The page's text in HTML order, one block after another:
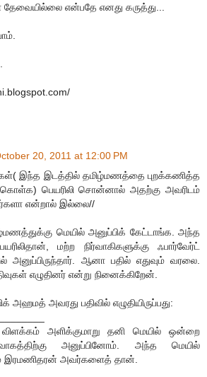
என்பதே எனது கருத்து...
20, 2011 at 12:00 PM
இந்த இடத்தில் தமிழ்மணத்தை புறக்கணித்த
பெயரிலி சொன்னால் அதற்கு அவரிடம்
என்றால் இல்லை//
மெயில் அனுப்பிக் கேட்டாங்க. அந்த
மற்ற நிர்வாகிகளுக்கு ஃபார்வேர்ட்
அனுப்பிருந்தார். ஆனா பதில் எதுவும் வரலை.
எழுதினர் என்று நினைக்கிறேன்.
அஹமத் அவரது பதிவில் எழுதியிருப்பது:
விளக்கம் அளிக்குமாறு தனி மெயில் ஒன்றை
அனுப்பினோம். அந்த மெயில்
இரமணிதரன் அவர்களைத் தான்.